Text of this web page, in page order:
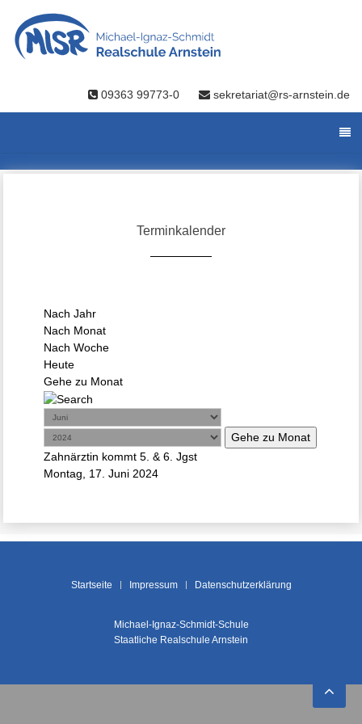
09363 99773-0 sekretariat@rs-arnstein.de
Terminkalender
Nach Jahr
Nach Monat
Nach Woche
Heute
Gehe zu Monat
Gehe zu Monat
Zahnärztin kommt 5. & 6. Jgst
Montag, 17. Juni 2024
Startseite Impressum Datenschutzerklärung
Michael-Ignaz-Schmidt-Schule
Staatliche Realschule Arnstein